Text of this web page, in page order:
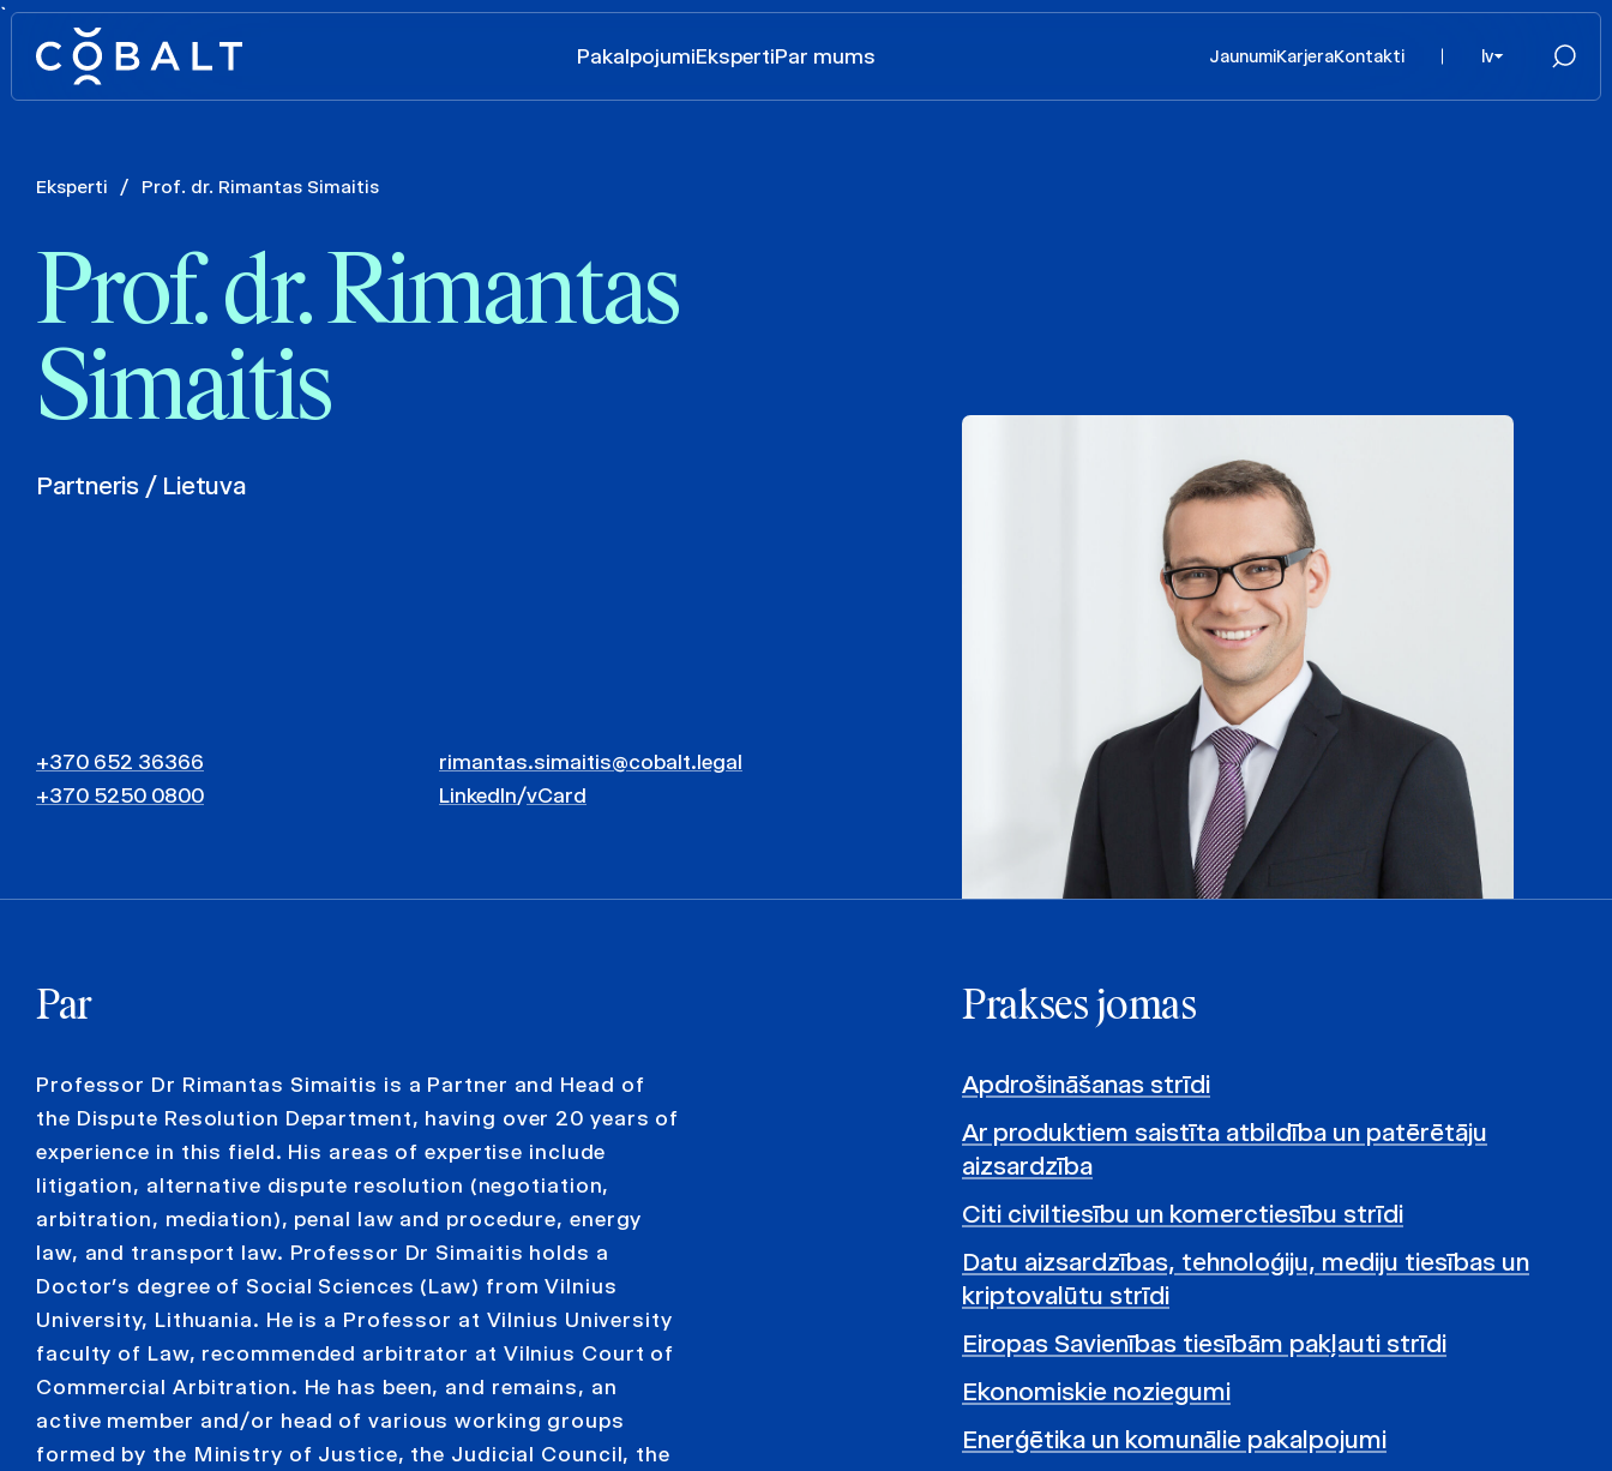
`
PakalpojumiEkspertiPar mums JaunumiKarjeraKontakti lv
Eksperti / Prof. dr. Rimantas Simaitis
Prof. dr. Rimantas
Simaitis
Partneris / Lietuva
+370 652 36366
+370 5250 0800
rimantas.simaitis@cobalt.legal
LinkedIn/vCard
Par
Professor Dr Rimantas Simaitis is a Partner and Head of
the Dispute Resolution Department, having over 20 years of
experience in this field. His areas of expertise include
litigation, alternative dispute resolution (negotiation,
arbitration, mediation), penal law and procedure, energy
law, and transport law. Professor Dr Simaitis holds a
Doctor’s degree of Social Sciences (Law) from Vilnius
University, Lithuania. He is a Professor at Vilnius University
faculty of Law, recommended arbitrator at Vilnius Court of
Commercial Arbitration. He has been, and remains, an
active member and/or head of various working groups
formed by the Ministry of Justice, the Judicial Council, the
Prakses jomas
Apdrošināšanas strīdi
Ar produktiem saistīta atbildība un patērētāju
aizsardzība
Citi civiltiesību un komerctiesību strīdi
Datu aizsardzības, tehnoloģiju, mediju tiesības un
kriptovalūtu strīdi
Eiropas Savienības tiesībām pakļauti strīdi
Ekonomiskie noziegumi
Enerģētika un komunālie pakalpojumi